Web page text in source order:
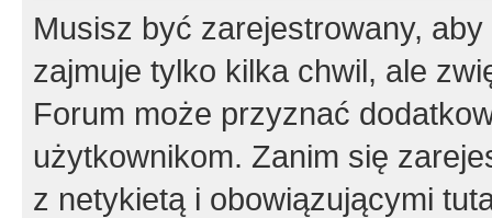
Musisz być zarejestrowany,
zajmuje tylko kilka chwil, ale
Forum może przyznać
użytkownikom. Zanim się
z netykietą i obowiązującymi